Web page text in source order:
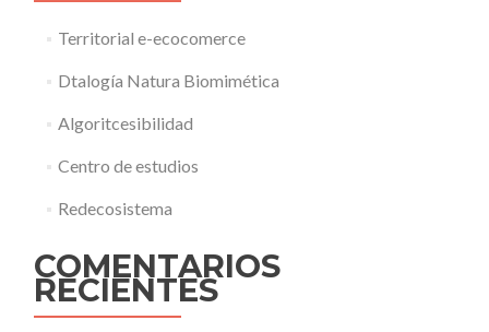
Territorial e-ecocomerce
Dtalogía Natura Biomimética
Algoritcesibilidad
Centro de estudios
Redecosistema
COMENTARIOS
RECIENTES